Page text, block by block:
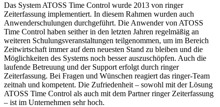
Das System ATOSS Time Control wurde 2013 von ringer
Zeiterfassung implementiert. In diesem Rahmen wurden auch
Anwenderschulungen durchgeführt. Die Anwender von ATOSS
Time Control haben seither in den letzten Jahren regelmäßig an
weiteren Schulungsveranstaltungen teilgenommen, um im Bereich
Zeitwirtschaft immer auf dem neuesten Stand zu bleiben und die
Möglichkeiten des Systems noch besser auszuschöpfen. Auch die
laufende Betreuung und der Support erfolgt durch ringer
Zeiterfassung. Bei Fragen und Wünschen reagiert das ringer-Team
zeitnah und kompetent. Die Zufriedenheit – sowohl mit der Lösung
ATOSS Time Control als auch mit dem Partner ringer Zeiterfassung
– ist im Unternehmen sehr hoch.